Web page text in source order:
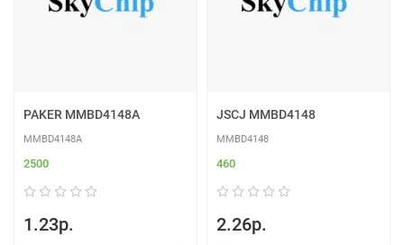
PAKER MMBD4148A
MMBD4148A
2500
1.23р.
JSCJ MMBD4148
MMBD4148
460
2.26р.